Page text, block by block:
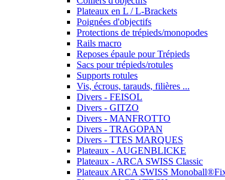
Plateaux en L / L-Brackets
Poignées d'objectifs
Protections de trépieds/monopodes
Rails macro
Reposes épaule pour Trépieds
Sacs pour trépieds/rotules
Supports rotules
Vis, écrous, tarauds, filières ...
Divers - FEISOL
Divers - GITZO
Divers - MANFROTTO
Divers - TRAGOPAN
Divers - TTES MARQUES
Plateaux - AUGENBLICKE
Plateaux - ARCA SWISS Classic
Plateaux ARCA SWISS